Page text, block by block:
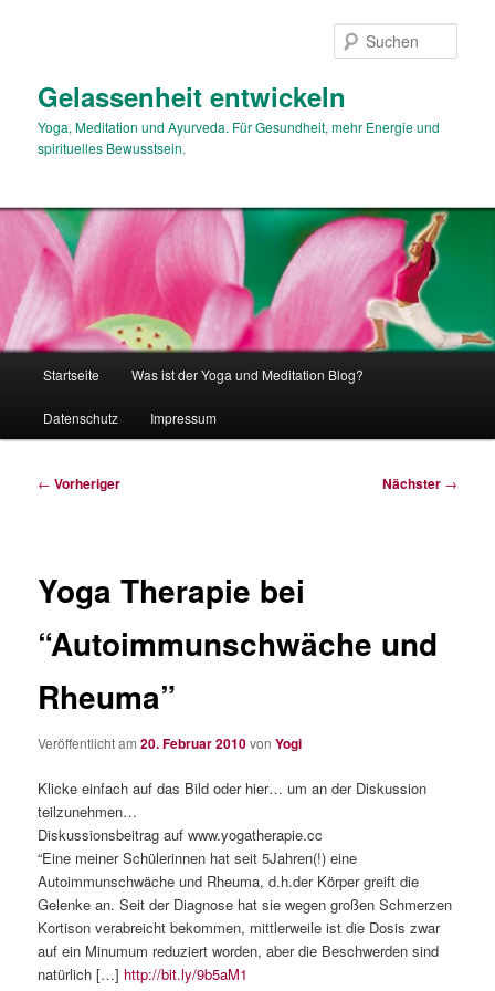
Gelassenheit entwickeln
Yoga, Meditation und Ayurveda. Für Gesundheit, mehr Energie und
spirituelles Bewusstsein.
Startseite Was ist der Yoga und Meditation Blog?
Datenschutz Impressum
Beitragsnavigation
← Vorheriger Nächster →
Yoga Therapie bei
“Autoimmunschwäche und
Rheuma”
Veröffentlicht am20. Februar 2010vonYogi
Klicke einfach auf das Bild oder hier… um an der Diskussion
teilzunehmen…
Diskussionsbeitrag auf www.yogatherapie.cc
“Eine meiner Schülerinnen hat seit 5Jahren(!) eine
Autoimmunschwäche und Rheuma, d.h.der Körper greift die
Gelenke an. Seit der Diagnose hat sie wegen großen Schmerzen
Kortison verabreicht bekommen, mittlerweile ist die Dosis zwar
auf ein Minumum reduziert worden, aber die Beschwerden sind
natürlich […] http://bit.ly/9b5aM1